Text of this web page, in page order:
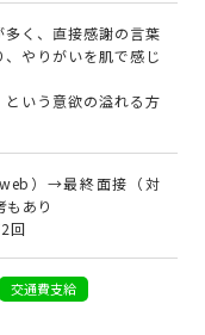
く、直接感謝の言葉
やりがいを肌で感じ
という意欲の溢れる方
）→最終面接（対
あり
回
交通費支給